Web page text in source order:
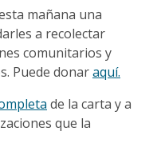
mañana una
a recolectar
comunitarios y
Puede donaraquí.
de la carta y a
que la